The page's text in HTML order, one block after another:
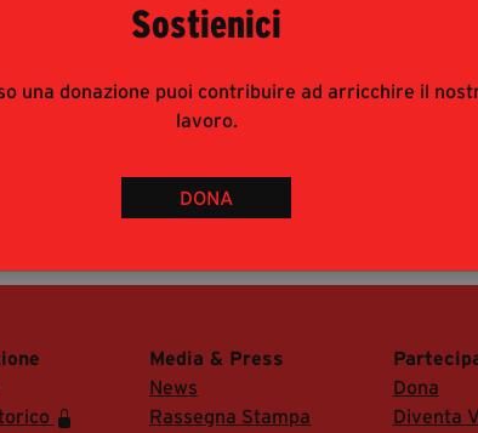
Sostienici
una donazione puoi contribuire ad arricchire il
lavoro.
DONA
alle modalità di accesso del pubblico
consigliata prenotazione e obbligatorio
inviando mail con richiesta
alla Sala Stampa del festival.
Media & Press
News
Rassegna Stampa
Dona
Diventa